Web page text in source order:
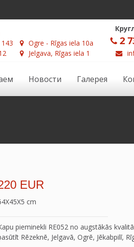
Ogre - Rīgas iela 10a
Jelgava, Rīgas iela 1
2
Новости Галерея
EUR
cm
pieminekli RE052 no augstākās
Rēzeknē, Jelgavā, Ogrē, Jēkabpilī,